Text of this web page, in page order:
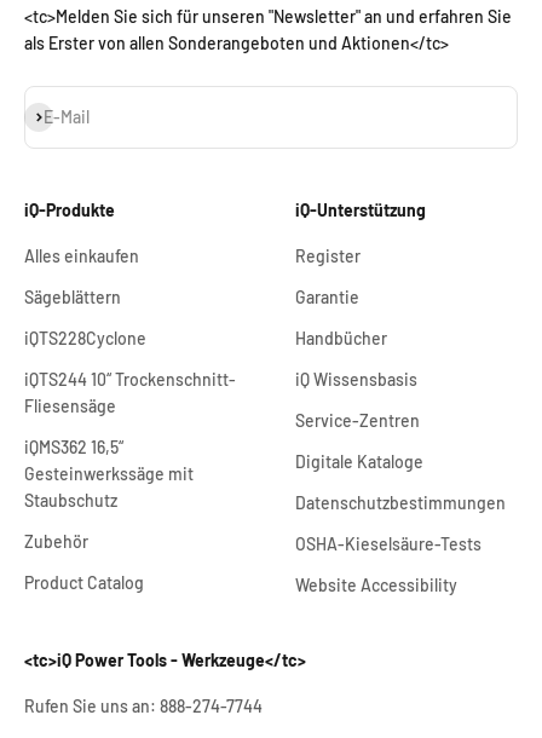
<tc>Melden Sie sich für unseren "Newsletter" an und erfahren Sie
als Erster von allen Sonderangeboten und Aktionen</tc>
E-Mail
Abonnieren
iQ-Produkte
Alles einkaufen
Sägeblättern
iQTS228Cyclone
iQTS244 10“ Trockenschnitt-
Fliesensäge
iQMS362 16,5“
Gesteinwerkssäge mit
Staubschutz
Zubehör
Product Catalog
iQ-Unterstützung
Register
Garantie
Handbücher
iQ Wissensbasis
Service-Zentren
Digitale Kataloge
Datenschutzbestimmungen
OSHA-Kieselsäure-Tests
Website Accessibility
<tc>iQ Power Tools - Werkzeuge</tc>
Rufen Sie uns an: 888-274-7744